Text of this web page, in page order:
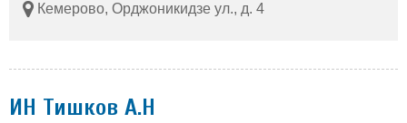
Кемерово, Орджоникидзе ул., д. 4
ИН Тишков А.Н